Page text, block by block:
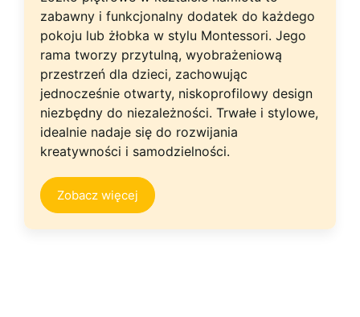
zabawny i funkcjonalny dodatek do każdego
pokoju lub żłobka w stylu Montessori. Jego
rama tworzy przytulną, wyobrażeniową
przestrzeń dla dzieci, zachowując
jednocześnie otwarty, niskoprofilowy design
niezbędny do niezależności. Trwałe i stylowe,
idealnie nadaje się do rozwijania
kreatywności i samodzielności.
Zobacz więcej